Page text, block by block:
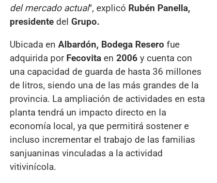
del mercado actual", explicó Rubén Panella,
presidente del Grupo.
Ubicada en Albardón, Bodega Resero fue
adquirida por Fecovita en 2006 y cuenta con
una capacidad de guarda de hasta 36 millones
de litros, siendo una de las más grandes de la
provincia. La ampliación de actividades en esta
planta tendrá un impacto directo en la
economía local, ya que permitirá sostener e
incluso incrementar el trabajo de las familias
sanjuaninas vinculadas a la actividad
vitivinícola.